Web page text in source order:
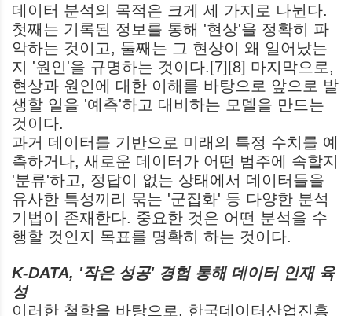
데이터 분석의 목적은 크게 세 가지로 나뉜다.
첫째는 기록된 정보를 통해 '현상'을 정확히 파
악하는 것이고, 둘째는 그 현상이 왜 일어났는
지 '원인'을 규명하는 것이다.[7][8] 마지막으로,
현상과 원인에 대한 이해를 바탕으로 앞으로 발
생할 일을 '예측'하고 대비하는 모델을 만드는
것이다.
과거 데이터를 기반으로 미래의 특정 수치를 예
측하거나, 새로운 데이터가 어떤 범주에 속할지
'분류'하고, 정답이 없는 상태에서 데이터들을
유사한 특성끼리 묶는 '군집화' 등 다양한 분석
기법이 존재한다. 중요한 것은 어떤 분석을 수
행할 것인지 목표를 명확히 하는 것이다.
K-DATA, '작은 성공' 경험 통해 데이터 인재 육
성
이러한 철학을 바탕으로, 한국데이터산업진흥